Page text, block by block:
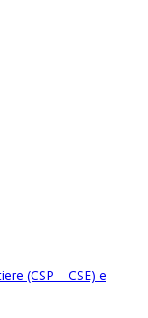
(CSP – CSE) e